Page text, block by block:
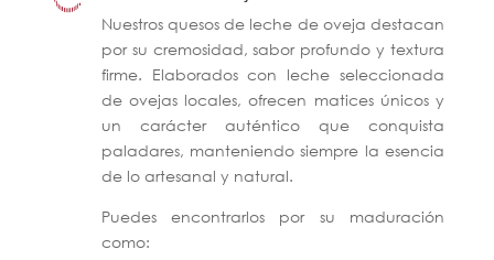
Nuestros quesos de leche de oveja destacan
por su cremosidad, sabor profundo y textura
firme. Elaborados con leche seleccionada
de ovejas locales, ofrecen matices únicos y
un carácter auténtico que conquista
paladares, manteniendo siempre la esencia
de lo artesanal y natural.
Puedes encontrarlos por su maduración
como: